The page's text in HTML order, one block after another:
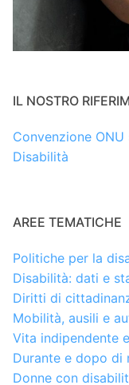
IL NOSTRO
Convenzione
Disabilità
AREE TEMATICHE
Politiche per la
Disabilità: dati e
Diritti di
Mobilità, ausili e
Vita indipendente
Durante e dopo di
Donne con